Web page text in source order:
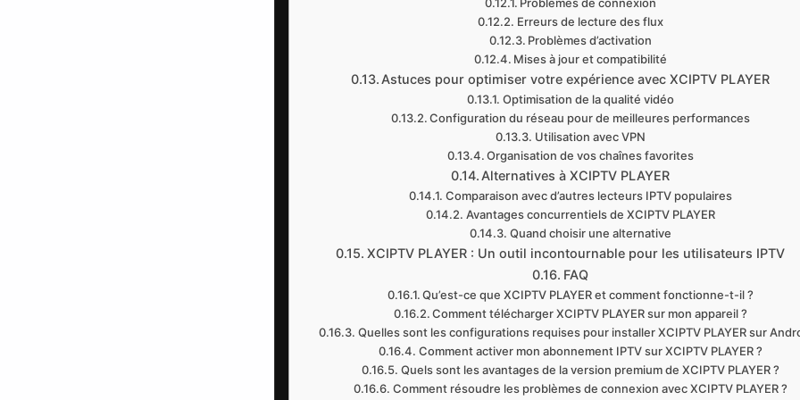
Erreurs de lecture des flux
Problèmes d’activation
Mises à jour et compatibilité
Astuces pour optimiser votre expérience avec XCIPTV PLAYER
Optimisation de la qualité vidéo
Configuration du réseau pour de meilleures performances
Utilisation avec VPN
Organisation de vos chaînes favorites
Alternatives à XCIPTV PLAYER
Comparaison avec d’autres lecteurs IPTV populaires
Avantages concurrentiels de XCIPTV PLAYER
Quand choisir une alternative
XCIPTV PLAYER : Un outil incontournable pour les utilisateurs IPTV
FAQ
Qu’est-ce que XCIPTV PLAYER et comment fonctionne-t-il ?
Comment télécharger XCIPTV PLAYER sur mon appareil ?
Quelles sont les configurations requises pour installer XCIPTV PLAYER sur
Comment activer mon abonnement IPTV sur XCIPTV PLAYER ?
Quels sont les avantages de la version premium de XCIPTV PLAYER ?
Comment résoudre les problèmes de connexion avec XCIPTV PLAYER ?